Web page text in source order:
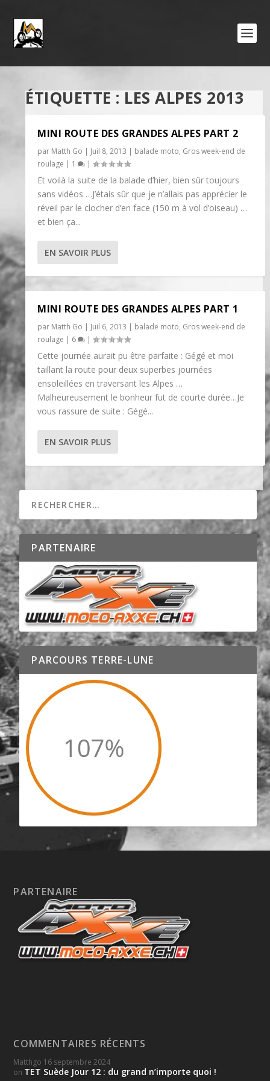
ÉTIQUETTE :LES ALPES 2013
MINI ROUTE DES GRANDES ALPES PART 2
par Matth Go | Juil 8, 2013 | balade moto, Gros week-end de
roulage | 1 |
Et voilà la suite de la balade d’hier, bien sûr toujours
sans vidéos …J’étais sûr que je n’allais pas apprécier le
réveil par le clocher d’en face (150 m à vol d’oiseau) …
et bien ça...
EN SAVOIR PLUS
MINI ROUTE DES GRANDES ALPES PART 1
par Matth Go | Juil 6, 2013 | balade moto, Gros week-end de
roulage | 6 |
Cette journée aurait pu être parfaite : Gégé et moi
taillant la route pour deux superbes journées
ensoleillées en traversant les Alpes …
Malheureusement le bonheur fut de courte durée…Je
vous rassure de suite : Gégé...
EN SAVOIR PLUS
PARTENAIRE
PARCOURS TERRE-LUNE
PARTENAIRE
COMMENTAIRES RÉCENTS
Matthgo 16 septembre 2024
on TET Suède Jour 12 : du grand n’importe quoi !